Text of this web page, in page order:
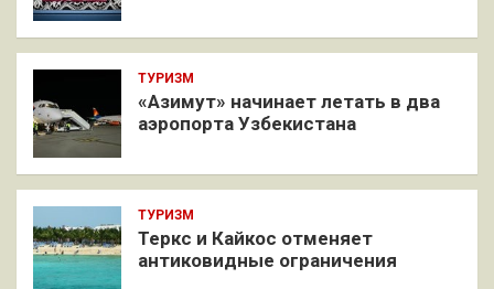
ТУРИЗМ
«Азимут» начинает летать в два
аэропорта Узбекистана
ТУРИЗМ
Теркс и Кайкос отменяет
антиковидные ограничения